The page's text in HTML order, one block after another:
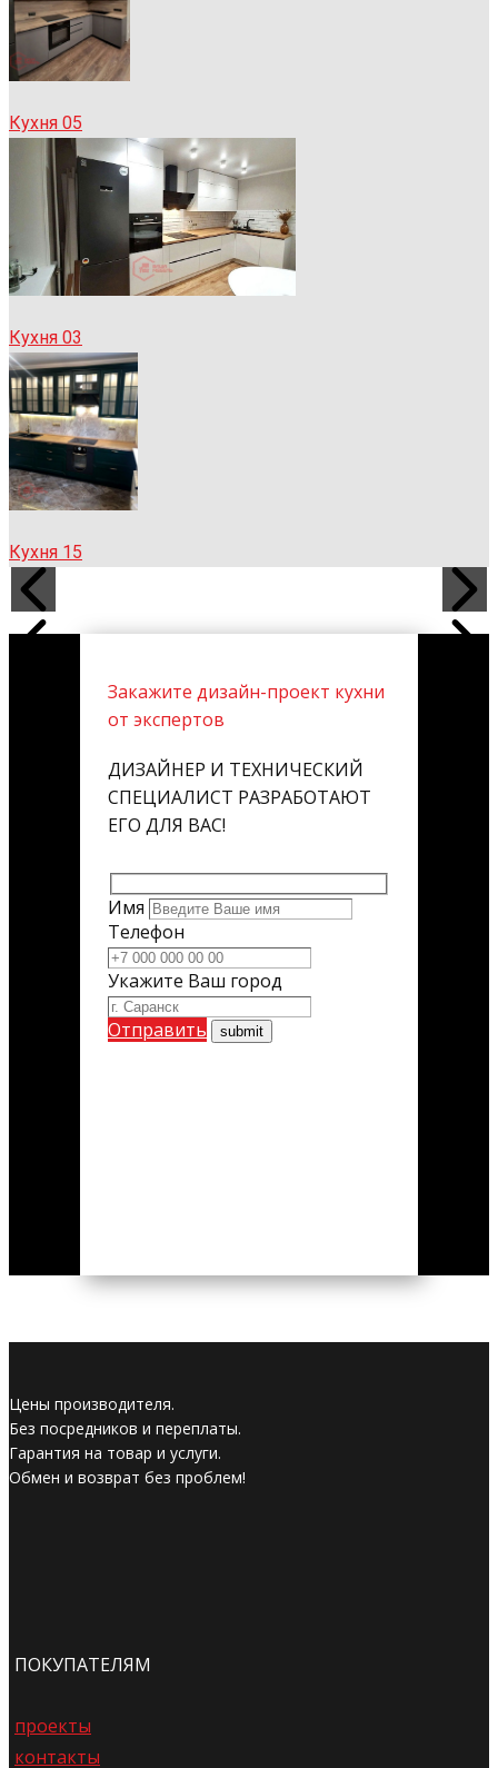
Кухня 05
Кухня 03
Кухня 15
Закажите дизайн-проект кухни
от экспертов
ДИЗАЙНЕР И ТЕХНИЧЕСКИЙ
СПЕЦИАЛИСТ РАЗРАБОТАЮТ
ЕГО ДЛЯ ВАС!
Имя
Телефон
Укажите Ваш город
Отправить
Цены производителя.
Без посредников и переплаты.
Гарантия на товар и услуги.
Обмен и возврат без проблем!
ПОКУПАТЕЛЯМ
проекты
контакты